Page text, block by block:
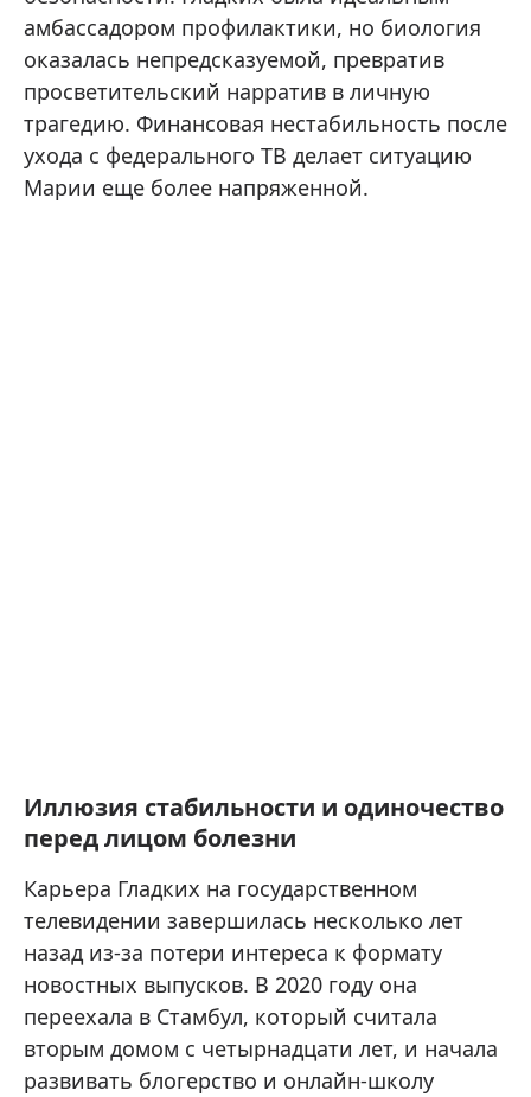
амбассадором профилактики, но биология
оказалась непредсказуемой, превратив
просветительский нарратив в личную
трагедию. Финансовая нестабильность после
ухода с федерального ТВ делает ситуацию
Марии еще более напряженной.
Иллюзия стабильности и одиночество
перед лицом болезни
Карьера Гладких на государственном
телевидении завершилась несколько лет
назад из-за потери интереса к формату
новостных выпусков. В 2020 году она
переехала в Стамбул, который считала
вторым домом с четырнадцати лет, и начала
развивать блогерство и онлайн-школу